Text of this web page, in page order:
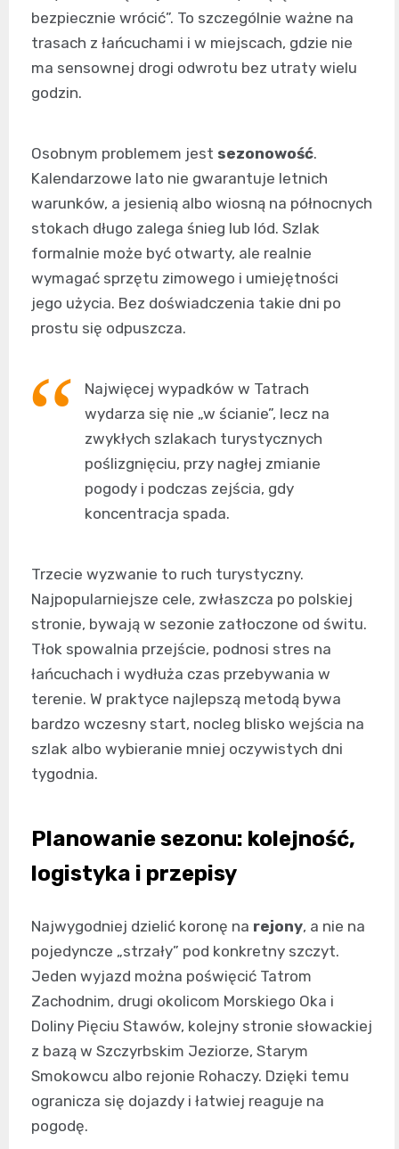
bezpiecznie wrócić”. To szczególnie ważne na
trasach z łańcuchami i w miejscach, gdzie nie
ma sensownej drogi odwrotu bez utraty wielu
godzin.
Osobnym problemem jest sezonowość.
Kalendarzowe lato nie gwarantuje letnich
warunków, a jesienią albo wiosną na północnych
stokach długo zalega śnieg lub lód. Szlak
formalnie może być otwarty, ale realnie
wymagać sprzętu zimowego i umiejętności
jego użycia. Bez doświadczenia takie dni po
prostu się odpuszcza.
Najwięcej wypadków w Tatrach
wydarza się nie „w ścianie”, lecz na
zwykłych szlakach turystycznych
poślizgnięciu, przy nagłej zmianie
pogody i podczas zejścia, gdy
koncentracja spada.
Trzecie wyzwanie to ruch turystyczny.
Najpopularniejsze cele, zwłaszcza po polskiej
stronie, bywają w sezonie zatłoczone od świtu.
Tłok spowalnia przejście, podnosi stres na
łańcuchach i wydłuża czas przebywania w
terenie. W praktyce najlepszą metodą bywa
bardzo wczesny start, nocleg blisko wejścia na
szlak albo wybieranie mniej oczywistych dni
tygodnia.
Planowanie sezonu: kolejność,
logistyka i przepisy
Najwygodniej dzielić koronę na rejony, a nie na
pojedyncze „strzały” pod konkretny szczyt.
Jeden wyjazd można poświęcić Tatrom
Zachodnim, drugi okolicom Morskiego Oka i
Doliny Pięciu Stawów, kolejny stronie słowackiej
z bazą w Szczyrbskim Jeziorze, Starym
Smokowcu albo rejonie Rohaczy. Dzięki temu
ogranicza się dojazdy i łatwiej reaguje na
pogodę.